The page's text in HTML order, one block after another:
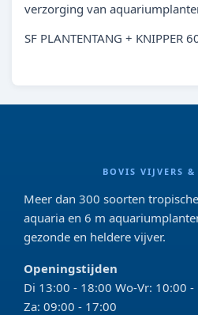
verzorging van
SF PLANTENTANG + KNIPPER
BOVIS VIJVERS
Meer dan 300 soorten
aquaria en 6 m
gezonde en heldere vijver.
Openingstijden
Di 13:00 - 18:00 Wo-Vr: 10:00 -
Za: 09:00 - 17:00